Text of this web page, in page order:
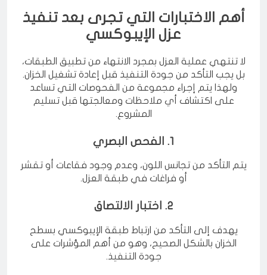
أهم الاختبارات التي تجرى بعد تنفيذ
عزل الإيبوكسي
لا تنتهي عملية العزل بمجرد الانتهاء من تطبيق الطبقات،
بل يجب التأكد من جودة التنفيذ قبل إعادة تشغيل الخزان.
ولهذا يتم إجراء مجموعة من الفحوصات التي تساعد
على اكتشاف أي ملاحظات ومعالجتها قبل تسليم
يتم التأكد من تجانس اللون، وعدم وجود فقاعات أو تقشر
يهدف إلى التأكد من ارتباط طبقة الإيبوكسي بسطح
الخزان بالشكل الصحيح، وهو من أهم المؤشرات على